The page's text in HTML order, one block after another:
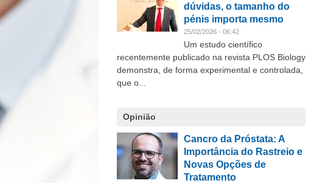
dúvidas, o tamanho do
pénis importa mesmo
25/02/2026 - 06:42
Um estudo científico
recentemente publicado na revista PLOS Biology
demonstra, de forma experimental e controlada,
que o...
Opinião
Cancro da Próstata: A
Importância do Rastreio e
Novas Opções de
Tratamento